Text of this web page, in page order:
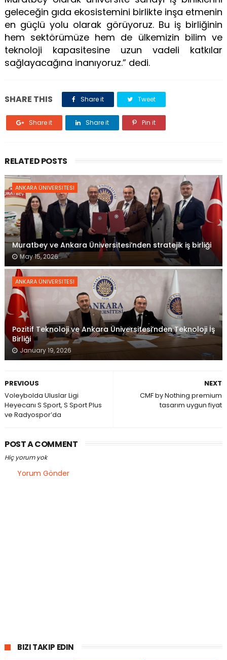
geleceğin gıda ekosistemini birlikte inşa etmenin
en güçlü yolu olarak görüyoruz. Bu iş birliğinin
hem sektörümüze hem de ülkemizin bilim ve
teknoloji kapasitesine uzun vadeli katkılar
sağlayacağına inanıyoruz.” dedi.
SHARE THIS Share it Tweet
Share it Share it Pin it
RELATED POSTS
ANKARA ÜNIVERSITESI
Muratbey ve Ankara Üniversitesi’nden stratejik iş birliği
May 15, 2026
ANKARA ÜNIVERSITESI
Pozitif Teknoloji ve Ankara Üniversitesi’nden Teknoloji İş
Birliği
January 19, 2026
NEXT
CMF by Nothing premium
tasarım uygun fiyat
PREVIOUS
Voleybolda Uluslar Ligi
Heyecanı S Sport, S Sport Plus
ve Radyospor’da
POST A COMMENT
Hiç yorum yok
Yorum Gönder
BIZI TAKIP EDIN